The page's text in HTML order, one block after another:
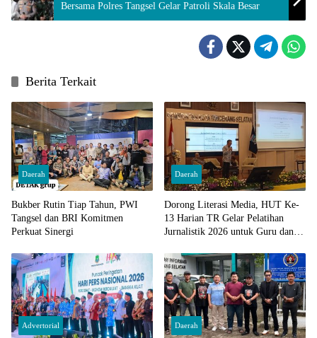
Bersama Polres Tangsel Gelar Patroli Skala Besar
Berita Terkait
Daerah
Bukber Rutin Tiap Tahun, PWI
Tangsel dan BRI Komitmen
Perkuat Sinergi
Daerah
Dorong Literasi Media, HUT Ke-
13 Harian TR Gelar Pelatihan
Jurnalistik 2026 untuk Guru dan
Advertorial Daerah